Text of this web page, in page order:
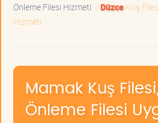
Önleme Filesi Hizmeti | DüzceKuş
Hizmeti
Mamak Kuş
Önleme Filesi